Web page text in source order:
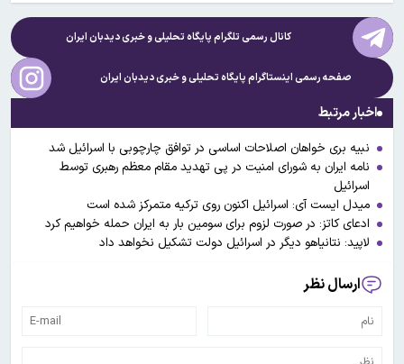
کانال رسمی تلگرام پایگاه تحلیلی و خبریدیدبان ایران
صفحه رسمی اینستاگرام پایگاه تحلیلی و خبریدیدبان ایران
اخبار مرتبط
نبیه بری خواهان اصلاحات اساسی در توافق چارچوبی با اسرائیل شد
نامه ایران به شورای امنیت در پی تهدید مقام معظم رهبری توسط
اسرائیل
میدل ایست آی: اسرائیل اکنون روی ترکیه متمرکز شده است
ادعای کاتز: در صورت لزوم برای سومین بار به ایران حمله خواهیم کرد
لاپید: نتانیاهو دیگر در اسرائیل دولت تشکیل نخواهد داد
ارسال نظر